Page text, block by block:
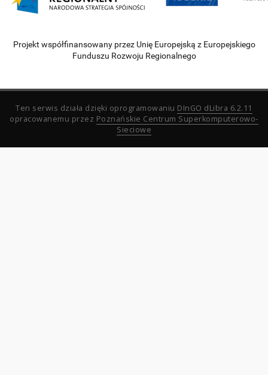
Projekt współfinansowany przez Unię Europejską z Europejskiego
Funduszu Rozwoju Regionalnego
Ten serwis działa dzięki oprogramowaniu DInGO dLibra 6.2.11
opracowanemu przez Poznańskie Centrum Superkomputerowo-
Sieciowe